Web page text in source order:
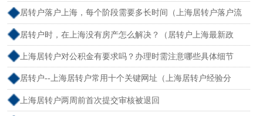
居转户落户上海，每个阶段需要多长时间（上海居转户落户流
程和周期）
居转户时，在上海没有房产怎么解决？（居转户上海最新政
策）
上海居转户对公积金有要求吗？办理时需注意哪些具体细节
居转户--上海居转户常用十个关键网址（上海居转户经验分
享）
上海居转户两周前首次提交审核被退回